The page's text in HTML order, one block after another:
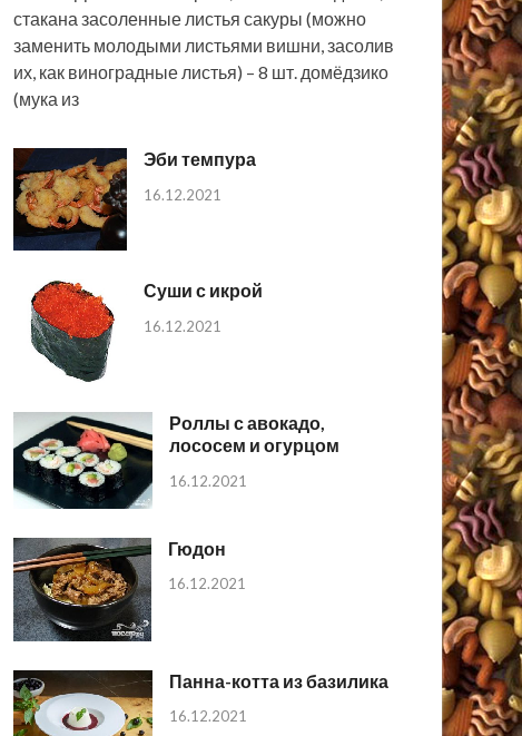
стакана засоленные листья сакуры (можно
заменить молодыми листьями вишни, засолив
их, как виноградные листья) – 8 шт. домёдзико
(мука из
Эби темпура
16.12.2021
Суши с икрой
16.12.2021
Роллы с авокадо,
лососем и огурцом
16.12.2021
Гюдон
16.12.2021
Панна-котта из базилика
16.12.2021